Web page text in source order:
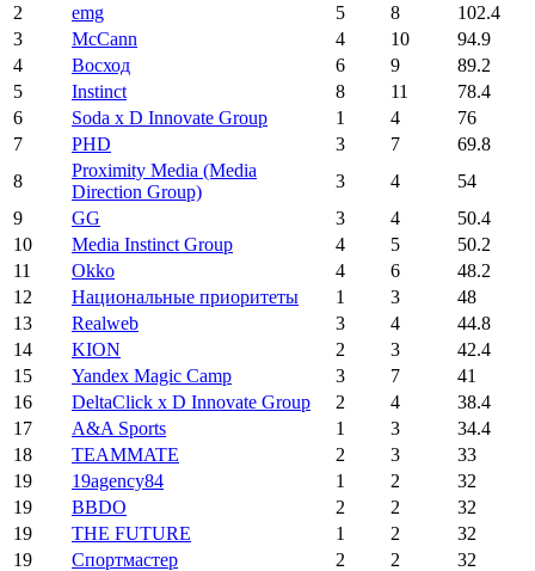
2
emg 5 8
102.4
3
McCann 4 10
94.9
4
Восход 6 9
89.2
5
Instinct 8 11
78.4
6
Soda x D Innovate Group 1 4
76
7
PHD 3 7
69.8
8
Proximity Media (Media
Direction Group)
3 4
54
9
GG 3 4
50.4
10
Media Instinct Group 4 5
50.2
11
Okko 4 6
48.2
12
Национальные приоритеты 1 3
48
13
Realweb 3 4
44.8
14
KION 2 3
42.4
15
Yandex Magic Camp 3 7
41
16
DeltaClick x D Innovate Group 2 4
38.4
17
A&A Sports 1 3
34.4
18
TEAMMATE 2 3
33
19
19agency84 1 2
32
19
BBDO 2 2
32
19
THE FUTURE 1 2
32
19
Спортмастер 2 2
32